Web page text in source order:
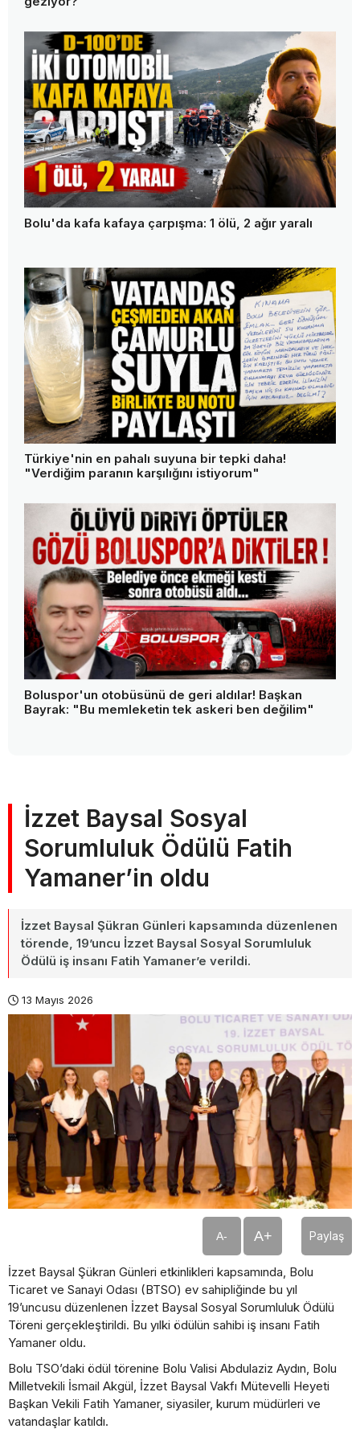
Bolu'da kafa kafaya çarpışma: 1 ölü, 2 ağır yaralı
Türkiye'nin en pahalı suyuna bir tepki daha!
"Verdiğim paranın karşılığını istiyorum"
Boluspor'un otobüsünü de geri aldılar! Başkan
Bayrak: "Bu memleketin tek askeri ben değilim"
İzzet Baysal Sosyal
Sorumluluk Ödülü Fatih
Yamaner’in oldu
İzzet Baysal Şükran Günleri kapsamında düzenlenen
törende, 19’uncu İzzet Baysal Sosyal Sorumluluk
Ödülü iş insanı Fatih Yamaner’e verildi.
13 Mayıs 2026
A- A+ Paylaş
İzzet Baysal Şükran Günleri etkinlikleri kapsamında, Bolu
Ticaret ve Sanayi Odası (BTSO) ev sahipliğinde bu yıl
19’uncusu düzenlenen İzzet Baysal Sosyal Sorumluluk Ödülü
Töreni gerçekleştirildi. Bu yılki ödülün sahibi iş insanı Fatih
Yamaner oldu.
Bolu TSO’daki ödül törenine Bolu Valisi Abdulaziz Aydın, Bolu
Milletvekili İsmail Akgül, İzzet Baysal Vakfı Mütevelli Heyeti
Başkan Vekili Fatih Yamaner, siyasiler, kurum müdürleri ve
vatandaşlar katıldı.